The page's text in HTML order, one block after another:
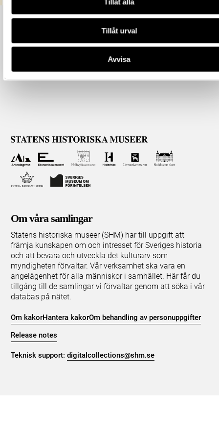
Tillåt alla
Tillåt urval
Avvisa
Om våra samlingar
Statens historiska museer (SHM) har till uppgift att
främja kunskapen om och intresset för Sveriges historia
och att bevara och utveckla det kulturarv som
myndigheten förvaltar. Vår verksamhet ska vara en
angelägenhet för alla människor i samhället. Här får du
tillgång till de samlingar vi förvaltar genom att söka i vår
databas på nätet.
Om kakorHantera kakorOm behandling av personuppgifter
Release notes
Teknisk support:digitalcollections@shm.se